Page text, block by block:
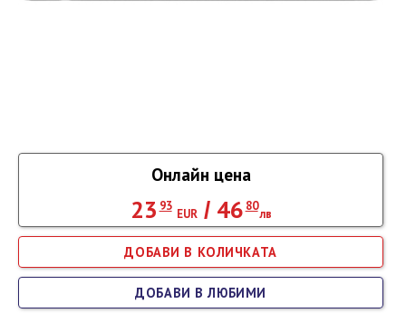
Онлайн цена
23 93
EUR/ 46 80
лв
ДОБАВИ В ЛЮБИМИ